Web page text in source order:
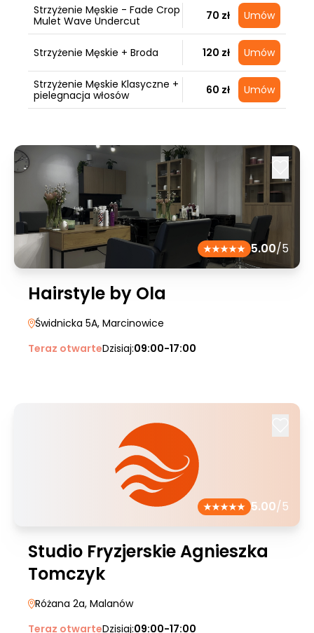
Strzyżenie Męskie - Fade Crop
Mulet Wave Undercut
70 zł Umów
Strzyżenie Męskie + Broda 120 zł Umów
Strzyżenie Męskie Klasyczne +
pielegnacja włosów
60 zł Umów
5.00/5
Hairstyle by Ola
Świdnicka 5A, Marcinowice
Teraz otwarteDzisiaj:09:00-17:00
5.00/5
Studio Fryzjerskie Agnieszka
Tomczyk
Różana 2a, Malanów
Teraz otwarteDzisiaj:09:00-17:00